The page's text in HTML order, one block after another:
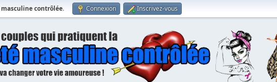
contrôlée. Connexion Inscrivez-vous